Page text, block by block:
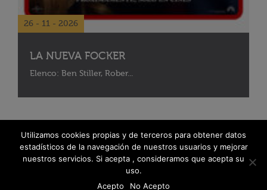
26 - 11 - 2026
LA NUEVA FOCKER
Elenco: Ben Stiller, Rober...
Utilizamos cookies propias y de terceros para obtener datos
estadísticos de la navegación de nuestros usuarios y mejorar
nuestros servicios. Si acepta , consideramos que acepta su
uso.
Acepto
No Acepto